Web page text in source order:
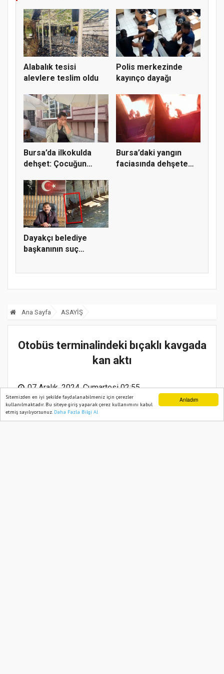
Anladım
Sitemizden en iyi şekilde faydalanabilmeniz için çerezler
kullanılmaktadır. Bu siteye giriş yaparak çerez kullanımını kabul
etmiş sayılıyorsunuz. Daha Fazla Bilgi Al
Alabalık tesisi
alevlere teslim oldu
Polis merkezinde
kayınço dayağı
Bursa’da ilkokulda
dehşet: Çocuğun
Bursa’daki yangın
faciasında dehşete
Dayakçı belediye
başkanının suç
Ana Sayfa ASAYİŞ
Otobüs terminalindeki bıçaklı kavgada
kan aktı
07 Aralık, 2024, Cumartesi 02:55
Ana Sayfa Web TV